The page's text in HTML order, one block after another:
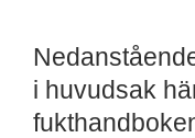
i huvudsak